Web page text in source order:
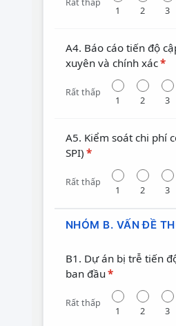
1 2 3
A4. Báo cáo tiến độ
xuyên và chính xác*
Rất thấp
1 2 3
A5. Kiểm soát chi phí
SPI) *
Rất thấp
1 2 3
NHÓM B. VẤN ĐỀ
B1. Dự án bị trễ tiến
ban đầu *
Rất thấp
1 2 3